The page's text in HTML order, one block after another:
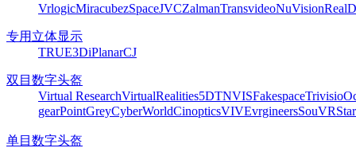
VrlogicMiracubezSpaceJVCZalmanTransvideoNuVisionRealD
专用立体显示
TRUE3DiPlanarCJ
双目数字头盔
Virtual ResearchVirtualRealities5DTNVISFakespaceTrivisio
gearPointGreyCyberWorldCinopticsVIVEvrgineersSouVR
单目数字头盔